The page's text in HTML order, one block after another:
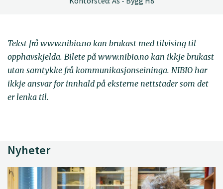
Tekst frå www.nibio.no kan brukast med tilvising til
opphavskjelda. Bilete på www.nibio.no kan ikkje brukast
utan samtykke frå kommunikasjonseininga. NIBIO har
ikkje ansvar for innhald på eksterne nettstader som det
er lenka til.
Nyheter